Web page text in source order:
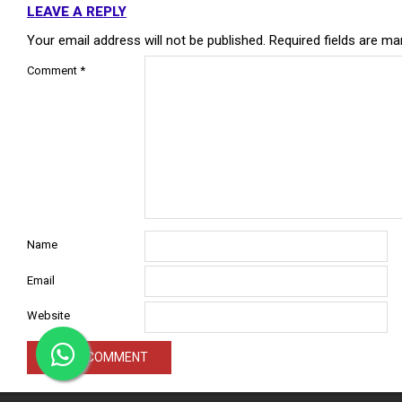
LEAVE A REPLY
Your email address will not be published. Required fields are
Comment *
Name
Email
Website